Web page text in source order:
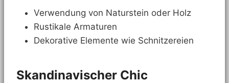
Verwendung von Naturstein oder Holz
Rustikale Armaturen
Dekorative Elemente wie Schnitzereien
Skandinavischer Chic